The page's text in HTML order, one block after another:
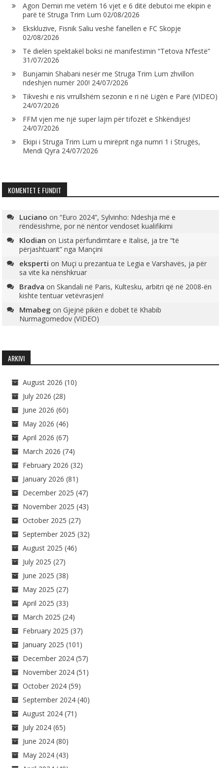
Agon Demiri me vetëm 16 vjet e 6 ditë debutoi me ekipin e
parë të Struga Trim Lum 02/08/2026
Ekskluzive, Fisnik Saliu veshë fanellën e FC Skopje
02/08/2026
Të dielën spektakël boksi në manifestimin “Tetova N’festë”
31/07/2026
Bunjamin Shabani nesër me Struga Trim Lum zhvillon
ndeshjen numër 200! 24/07/2026
Tikveshi e nis vrrullshëm sezonin e ri në Ligën e Parë (VIDEO)
24/07/2026
FFM vjen me një super lajm për tifozët e Shkëndijës!
24/07/2026
Ekipi i Struga Trim Lum u mirëprit nga numri 1 i Strugës,
Mendi Qyra 24/07/2026
KOMENTET E FUNDIT
Luciano on“Euro 2024”, Sylvinho: Ndeshja më e
rëndësishme, por në nëntor vendoset kualifikimi
Klodian on Lista përfundimtare e Italisë, ja tre “të
përjashtuarit” nga Mançini
eksperti on Muçi u prezantua te Legia e Varshavës, ja për
sa vite ka nënshkruar
Bradva onSkandali në Paris, Kultesku, arbitri që në 2008-ën
kishte tentuar vetëvrasjen!
Mmabeg onGjejnë pikën e dobët të Khabib
Nurmagomedov (VIDEO)
ARKIVI
August 2026 (10)
July 2026 (28)
June 2026 (60)
May 2026 (46)
April 2026 (67)
March 2026 (74)
February 2026 (32)
January 2026 (81)
December 2025 (47)
November 2025 (43)
October 2025 (27)
September 2025 (32)
August 2025 (46)
July 2025 (27)
June 2025 (38)
May 2025 (27)
April 2025 (33)
March 2025 (24)
February 2025 (37)
January 2025 (101)
December 2024 (57)
November 2024 (51)
October 2024 (59)
September 2024 (40)
August 2024 (71)
July 2024 (65)
June 2024 (80)
May 2024 (43)